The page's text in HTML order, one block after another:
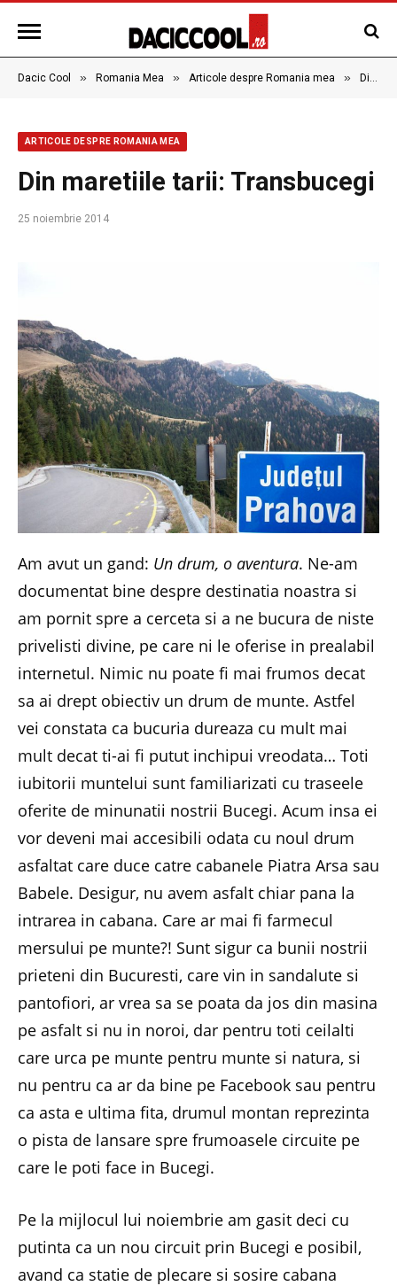
Dacic Cool » Romania Mea » Articole despre Romania mea » Din maretiile tarii: Transbucegi
ARTICOLE DESPRE ROMANIA MEA
Din maretiile tarii: Transbucegi
25 noiembrie 2014
Am avut un gand: Un drum, o aventura. Ne-am
documentat bine despre destinatia noastra si
am pornit spre a cerceta si a ne bucura de niste
privelisti divine, pe care ni le oferise in prealabil
internetul. Nimic nu poate fi mai frumos decat
sa ai drept obiectiv un drum de munte. Astfel
vei constata ca bucuria dureaza cu mult mai
mult decat ti-ai fi putut inchipui vreodata… Toti
iubitorii muntelui sunt familiarizati cu traseele
oferite de minunatii nostrii Bucegi. Acum insa ei
vor deveni mai accesibili odata cu noul drum
asfaltat care duce catre cabanele Piatra Arsa sau
Babele. Desigur, nu avem asfalt chiar pana la
intrarea in cabana. Care ar mai fi farmecul
mersului pe munte?! Sunt sigur ca bunii nostrii
prieteni din Bucuresti, care vin in sandalute si
pantofiori, ar vrea sa se poata da jos din masina
pe asfalt si nu in noroi, dar pentru toti ceilalti
care urca pe munte pentru munte si natura, si
nu pentru ca ar da bine pe Facebook sau pentru
ca asta e ultima fita, drumul montan reprezinta
o pista de lansare spre frumoasele circuite pe
care le poti face in Bucegi.
Pe la mijlocul lui noiembrie am gasit deci cu
putinta ca un nou circuit prin Bucegi e posibil,
avand ca statie de plecare si sosire cabana